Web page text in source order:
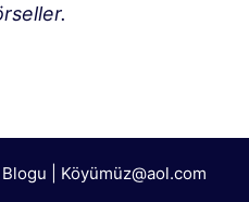
| Köyümüz@aol.com